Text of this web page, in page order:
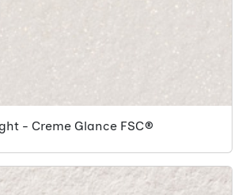
- Creme Glance FSC®